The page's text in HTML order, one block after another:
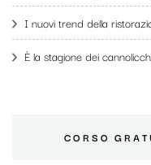
I nuovi trend della
È la stagione dei
CORSO